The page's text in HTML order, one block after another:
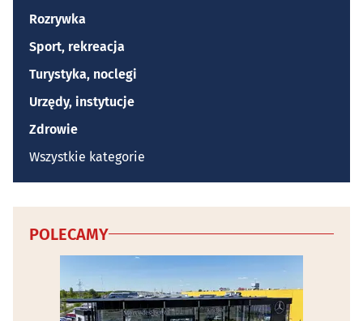
Rozrywka
Sport, rekreacja
Turystyka, noclegi
Urzędy, instytucje
Zdrowie
Wszystkie kategorie
POLECAMY